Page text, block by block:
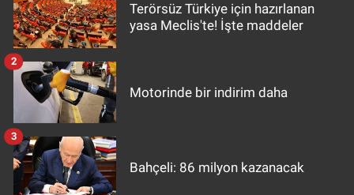
Terörsüz Türkiye için hazırlanan
yasa Meclis'te! İşte maddeler
Motorinde bir indirim daha
2
Bahçeli: 86 milyon kazanacak
3